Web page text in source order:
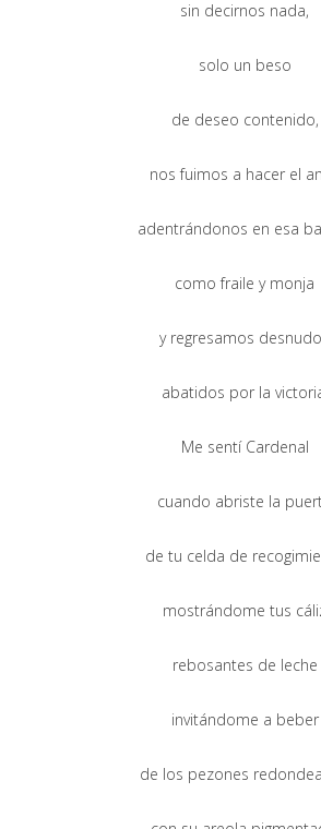
sin decirnos nada,
solo un beso
de deseo contenido,
nos fuimos a hacer el
adentrándonos en esa
como fraile y monja
y regresamos
abatidos por la
Me sentí Cardenal
cuando abriste la
de tu celda de
mostrándome tus
rebosantes de leche
invitándome a beber
de los pezones